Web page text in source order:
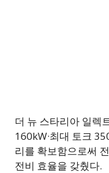
더 뉴 스타리아 일렉
160kW·최대 토크
리를 확보함으로써
전비 효율을 갖췄다.